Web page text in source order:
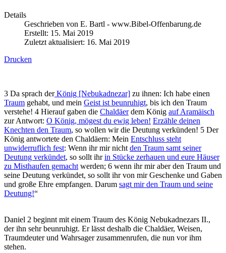
Details
Geschrieben von E. Bartl - www.Bibel-Offenbarung.de
Erstellt: 15. Mai 2019
Zuletzt aktualisiert: 16. Mai 2019
Drucken
3 Da sprach derKönig [Nebukadnezar] zu ihnen: Ich habe einen
Traum gehabt, und mein Geist ist beunruhigt, bis ich den Traum
verstehe! 4 Hierauf gaben die Chaldäerdem König auf Aramäisch
zur Antwort: O König, mögest du ewig leben! Erzähle deinen
Knechten den Traum, so wollen wir die Deutung verkünden! 5 Der
König antwortete den Chaldäern: Mein Entschluss steht
unwiderruflich fest: Wenn ihr mir nicht den Traum samt seiner
Deutung verkündet, so sollt ihrin Stücke zerhauen und eure Häuser
zu Misthaufen gemacht werden; 6 wenn ihr mir aber den Traum und
seine Deutung verkündet, so sollt ihr von mir Geschenke und Gaben
und große Ehre empfangen. Darum sagt mir den Traum und seine
Deutung!“
Daniel 2 beginnt mit einem Traum des König Nebukadnezars II.,
der ihn sehr beunruhigt. Er lässt deshalb die Chaldäer, Weisen,
Traumdeuter und Wahrsager zusammenrufen, die nun vor ihm
stehen.